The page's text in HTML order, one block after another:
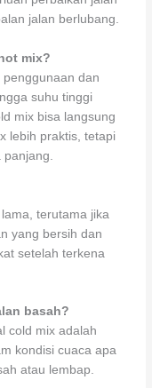
jalan berlubang.
mix?
dan
suhu tinggi
mix bisa langsung
lebih praktis, tetapi
terutama jika
yang bersih dan
setelah terkena
basah?
cold mix adalah
kondisi cuaca apa
atau lembap.